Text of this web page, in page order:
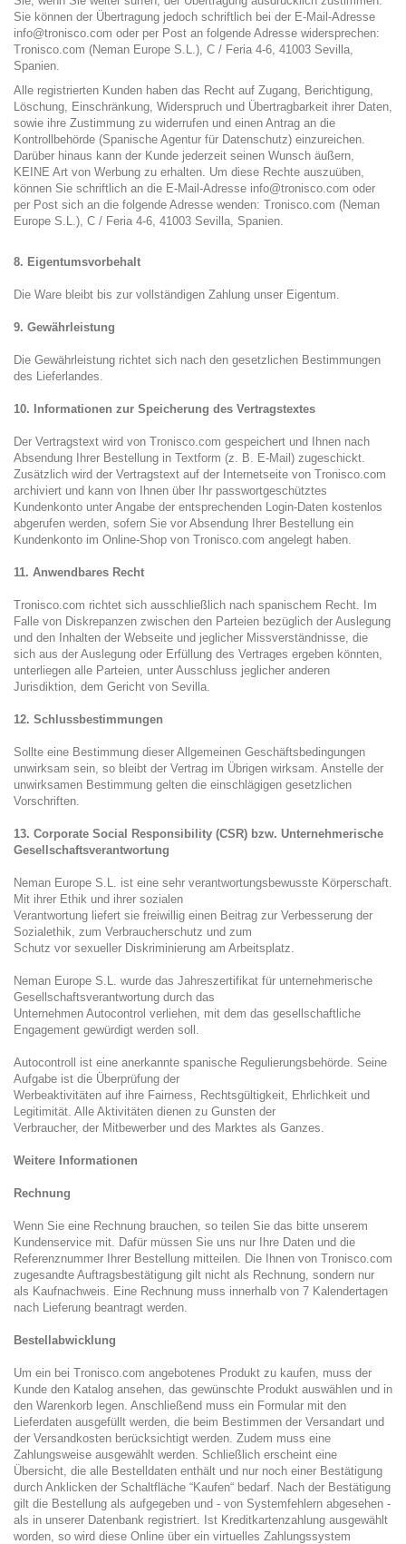
Sie können der Übertragung jedoch schriftlich bei der E-Mail-Adresse
info@tronisco.com oder per Post an folgende Adresse widersprechen:
Tronisco.com (Neman Europe S.L.), C / Feria 4-6, 41003 Sevilla,
Spanien.
Alle registrierten Kunden haben das Recht auf Zugang, Berichtigung,
Löschung, Einschränkung, Widerspruch und Übertragbarkeit ihrer Daten,
sowie ihre Zustimmung zu widerrufen und einen Antrag an die
Kontrollbehörde (Spanische Agentur für Datenschutz) einzureichen.
Darüber hinaus kann der Kunde jederzeit seinen Wunsch äußern,
KEINE Art von Werbung zu erhalten. Um diese Rechte auszuüben,
können Sie schriftlich an die E-Mail-Adresse info@tronisco.com oder
per Post sich an die folgende Adresse wenden: Tronisco.com (Neman
Europe S.L.), C / Feria 4-6, 41003 Sevilla, Spanien.
8. Eigentumsvorbehalt
Die Ware bleibt bis zur vollständigen Zahlung unser Eigentum.
9. Gewährleistung
Die Gewährleistung richtet sich nach den gesetzlichen Bestimmungen
des Lieferlandes.
10. Informationen zur Speicherung des Vertragstextes
Der Vertragstext wird von Tronisco.com gespeichert und Ihnen nach
Absendung Ihrer Bestellung in Textform (z. B. E-Mail) zugeschickt.
Zusätzlich wird der Vertragstext auf der Internetseite von Tronisco.com
archiviert und kann von Ihnen über Ihr passwortgeschütztes
Kundenkonto unter Angabe der entsprechenden Login-Daten kostenlos
abgerufen werden, sofern Sie vor Absendung Ihrer Bestellung ein
Kundenkonto im Online-Shop von Tronisco.com angelegt haben.
11. Anwendbares Recht
Tronisco.com richtet sich ausschließlich nach spanischem Recht. Im
Falle von Diskrepanzen zwischen den Parteien bezüglich der Auslegung
und den Inhalten der Webseite und jeglicher Missverständnisse, die
sich aus der Auslegung oder Erfüllung des Vertrages ergeben könnten,
unterliegen alle Parteien, unter Ausschluss jeglicher anderen
Jurisdiktion, dem Gericht von Sevilla.
12. Schlussbestimmungen
Sollte eine Bestimmung dieser Allgemeinen Geschäftsbedingungen
unwirksam sein, so bleibt der Vertrag im Übrigen wirksam. Anstelle der
unwirksamen Bestimmung gelten die einschlägigen gesetzlichen
Vorschriften.
13. Corporate Social Responsibility (CSR) bzw. Unternehmerische
Gesellschaftsverantwortung
Neman Europe S.L. ist eine sehr verantwortungsbewusste Körperschaft.
Mit ihrer Ethik und ihrer sozialen
Verantwortung liefert sie freiwillig einen Beitrag zur Verbesserung der
Sozialethik, zum Verbraucherschutz und zum
Schutz vor sexueller Diskriminierung am Arbeitsplatz.
Neman Europe S.L. wurde das Jahreszertifikat für unternehmerische
Gesellschaftsverantwortung durch das
Unternehmen Autocontrol verliehen, mit dem das gesellschaftliche
Engagement gewürdigt werden soll.
Autocontroll ist eine anerkannte spanische Regulierungsbehörde. Seine
Aufgabe ist die Überprüfung der
Werbeaktivitäten auf ihre Fairness, Rechtsgültigkeit, Ehrlichkeit und
Legitimität. Alle Aktivitäten dienen zu Gunsten der
Verbraucher, der Mitbewerber und des Marktes als Ganzes.
Weitere Informationen
Rechnung
Wenn Sie eine Rechnung brauchen, so teilen Sie das bitte unserem
Kundenservice mit. Dafür müssen Sie uns nur Ihre Daten und die
Referenznummer Ihrer Bestellung mitteilen. Die Ihnen von Tronisco.com
zugesandte Auftragsbestätigung gilt nicht als Rechnung, sondern nur
als Kaufnachweis. Eine Rechnung muss innerhalb von 7 Kalendertagen
nach Lieferung beantragt werden.
Bestellabwicklung
Um ein bei Tronisco.com angebotenes Produkt zu kaufen, muss der
Kunde den Katalog ansehen, das gewünschte Produkt auswählen und in
den Warenkorb legen. Anschließend muss ein Formular mit den
Lieferdaten ausgefüllt werden, die beim Bestimmen der Versandart und
der Versandkosten berücksichtigt werden. Zudem muss eine
Zahlungsweise ausgewählt werden. Schließlich erscheint eine
Übersicht, die alle Bestelldaten enthält und nur noch einer Bestätigung
durch Anklicken der Schaltfläche “Kaufen“ bedarf. Nach der Bestätigung
gilt die Bestellung als aufgegeben und - von Systemfehlern abgesehen -
als in unserer Datenbank registriert. Ist Kreditkartenzahlung ausgewählt
worden, so wird diese Online über ein virtuelles Zahlungssystem